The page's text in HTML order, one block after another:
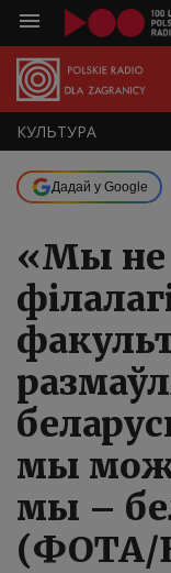
КУЛЬТУРА
Дадай у Google
«Мы не
мы
мы –
(ФОТА/